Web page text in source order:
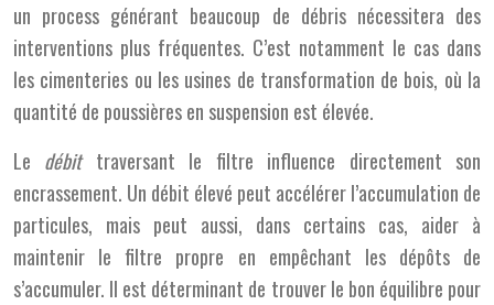
un process générant beaucoup de débris nécessitera des
interventions plus fréquentes. C’est notamment le cas dans
les cimenteries ou les usines de transformation de bois, où la
quantité de poussières en suspension est élevée.
Le débit traversant le filtre influence directement son
encrassement. Un débit élevé peut accélérer l’accumulation de
particules, mais peut aussi, dans certains cas, aider à
maintenir le filtre propre en empêchant les dépôts de
s’accumuler. Il est déterminant de trouver le bon équilibre pour